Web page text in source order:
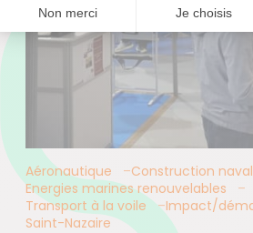
Aéronautique
Construction
Energies marines renouvelables
Transport à la voile
Impact/
Saint-Nazaire